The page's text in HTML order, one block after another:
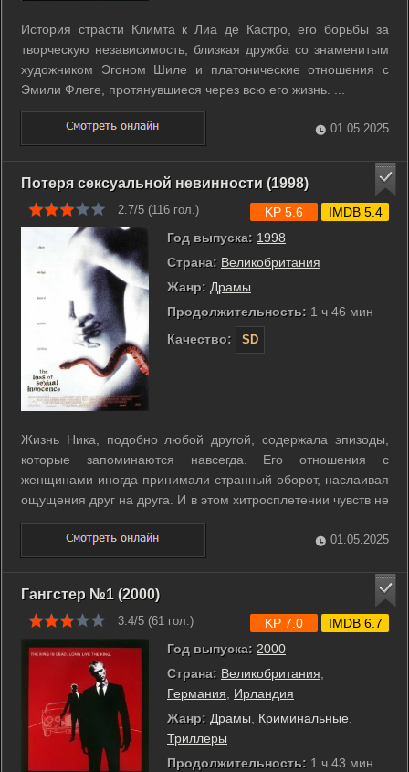
История страсти Климта к Лиа де Кастро, его борьбы за
творческую независимость, близкая дружба со знаменитым
художником Эгоном Шиле и платонические отношения с
Эмили Флеге, протянувшиеся через всю его жизнь. ...
01.05.2025
Потеря сексуальной невинности (1998)
2.7/5 (116 гол.)
Год выпуска: 1998
Страна: Великобритания
Жанр: Драмы
Продолжительность: 1 ч 46 мин
Качество:
SD
KP 5.6 IMDB 5.4
Жизнь Ника, подобно любой другой, содержала эпизоды,
которые запоминаются навсегда. Его отношения с
женщинами иногда принимали странный оборот, наслаивая
ощущения друг на друга. И в этом хитросплетении чувств не
все события и поступки были объяснимы... ...
01.05.2025
Гангстер №1 (2000)
3.4/5 (61 гол.)
Год выпуска: 2000
Страна: Великобритания
Германия
Ирландия
Жанр: Драмы Криминальные
Триллеры
Продолжительность: 1 ч 43 мин
KP 7.0 IMDB 6.7